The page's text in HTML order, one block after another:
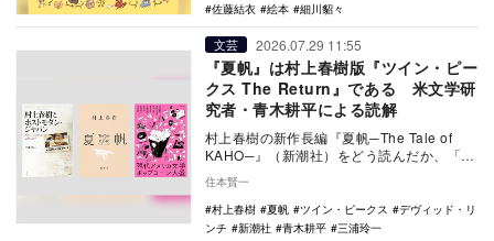
佐藤結衣
絵本 細川貂々
文芸 2026.07.29 11:55
『夏帆』は村上春樹版『ツイン・ピー
クス The Return』である 米文学研
究者・青木耕平による読解
村上春樹の新作長編『夏帆─The Tale of
KAHO─』（新潮社）をどう読んだか、「村
住本賢一
村上春樹
夏帆 ツイン・ピークス
デヴィッド・リ
ンチ
新潮社 青木耕平 三浦玲一